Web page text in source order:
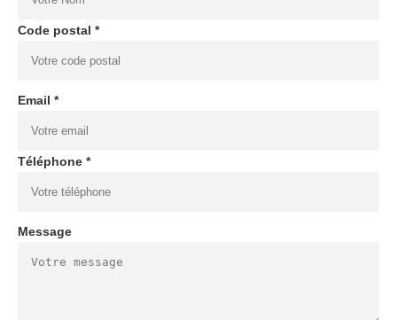
Code postal *
Email *
Téléphone *
Message